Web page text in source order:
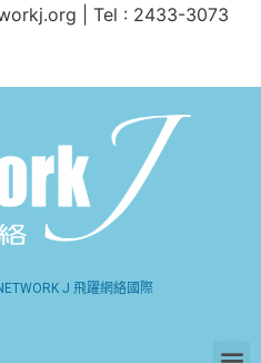
| Tel : 2433-3073
J 飛躍網絡國際